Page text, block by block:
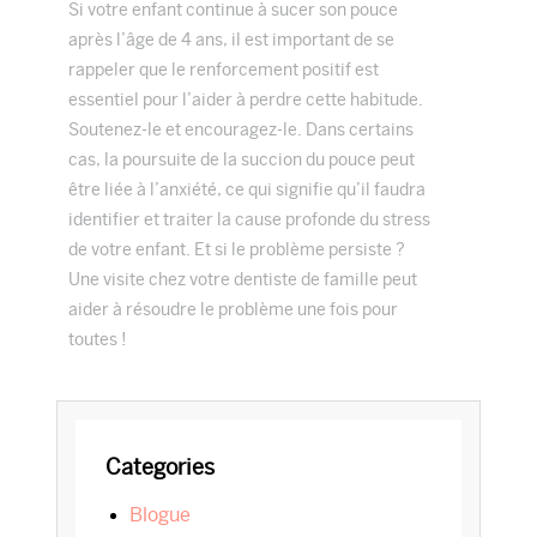
Si votre enfant continue à sucer son pouce
après l’âge de 4 ans, il est important de se
rappeler que le renforcement positif est
essentiel pour l’aider à perdre cette habitude.
Soutenez-le et encouragez-le. Dans certains
cas, la poursuite de la succion du pouce peut
être liée à l’anxiété, ce qui signifie qu’il faudra
identifier et traiter la cause profonde du stress
de votre enfant. Et si le problème persiste ?
Une visite chez votre dentiste de famille peut
aider à résoudre le problème une fois pour
toutes !
Sidebar
Categories
blogue